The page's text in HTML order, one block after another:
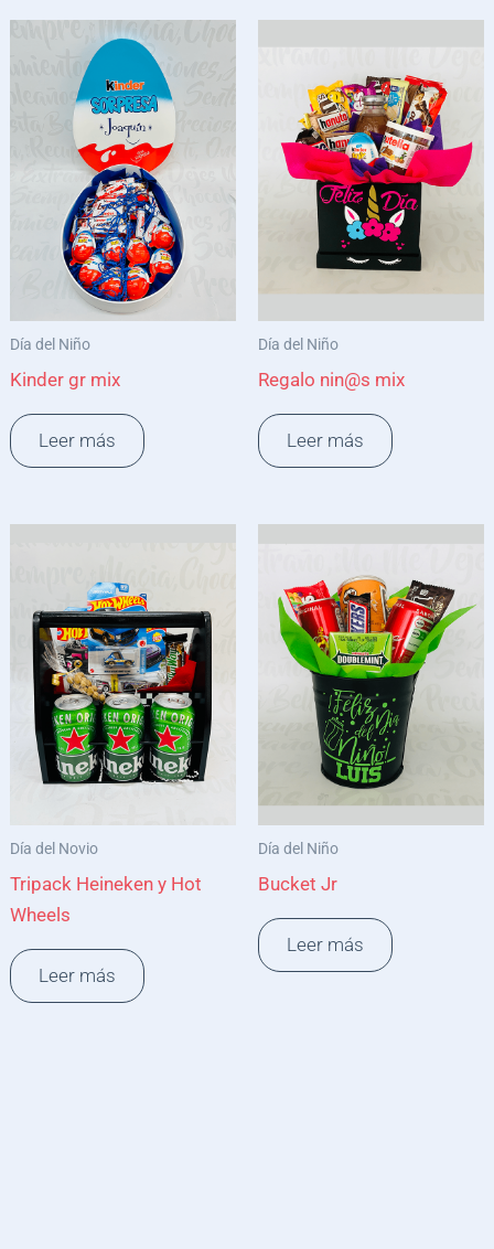
Día del Niño
Kinder gr mix
Leer más
Día del Niño
Regalo nin@s mix
Leer más
Día del Novio
Tripack Heineken y Hot
Wheels
Leer más
Día del Niño
Bucket Jr
Leer más